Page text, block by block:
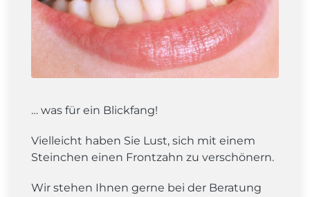
… was für ein Blickfang!
Vielleicht haben Sie Lust, sich mit einem
Steinchen einen Frontzahn zu verschönern.
Wir stehen Ihnen gerne bei der Beratung